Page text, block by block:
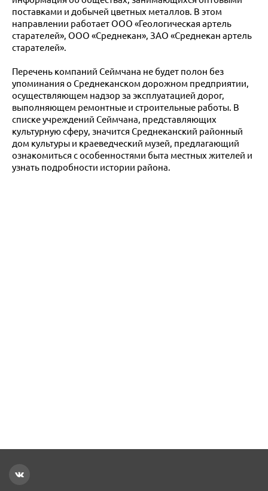
поставками и добычей цветных металлов. В этом
направлении работает ООО «Геологическая артель
старателей», ООО «Среднекан», ЗАО «Среднекан артель
старателей».
Перечень компаний Сеймчана не будет полон без
упоминания о Среднеканском дорожном предприятии,
осуществляющем надзор за эксплуатацией дорог,
выполняющем ремонтные и строительные работы. В
списке учреждений Сеймчана, представляющих
культурную сферу, значится Среднеканский районный
дом культуры и краеведческий музей, предлагающий
ознакомиться с особенностями быта местных жителей и
узнать подробности истории района.